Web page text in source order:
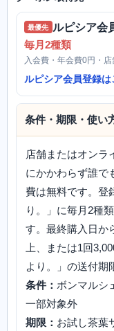
最優先
ルピシア会
毎月2種類
入会費・年会費0円・
ルピシア会員登録は
条件・期限・使い
店舗またはオンラ
にかかわらず誰で
費は無料です。登
り。」に毎月2種
す。最終購入日か
上、または1回
より。」の送付期
条件： ボンマルシ
一部対象外
期限： お試し茶葉